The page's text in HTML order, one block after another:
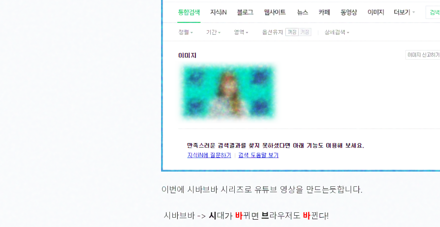
이번에 시바브바 시리즈로 유튜브 영상을 만드는듯합니다.
시바브바 ->시 대가 바뀌면브라우저도 바뀐다!